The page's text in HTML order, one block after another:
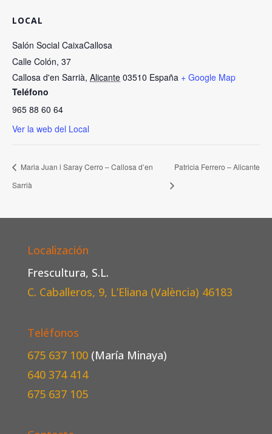
LOCAL
Salón Social CaixaCallosa
Calle Colón, 37
Callosa d'en Sarrià, Alicante 03510 España + Google Map
Teléfono
965 88 60 64
Ver la web del Local
Maria Juan i Saray Cerro – Callosa d’en
Sarrià
Patricia Ferrero – Alicante
Localización
Frescultura, S.L.
C. Caballeros, 9, L’Eliana (València) 46183
Teléfonos
675 637 100 (María Minaya)
640 374 414
675 637 105